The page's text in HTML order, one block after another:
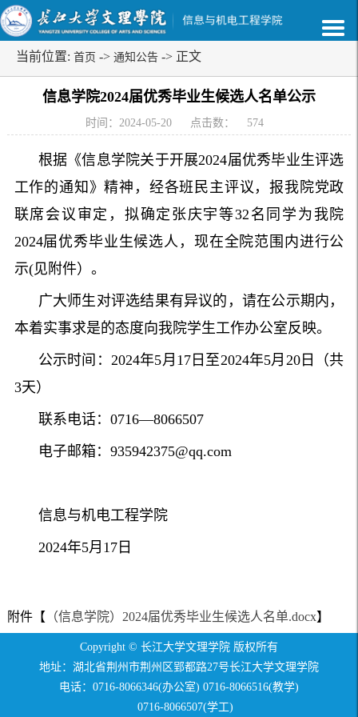
当前位置: 首页 -> 通知公告 -> 正文
信息学院2024届优秀毕业生候选人名单公示
时间：2024-05-20 点击数： 574
根据《信息学院关于开展2024届优秀毕业生评选
工作的通知》精神，经各班民主评议，报我院党政
联席会议审定，拟确定张庆宇等32名同学为我院
2024届优秀毕业生候选人，现在全院范围内进行公
示(见附件）。
广大师生对评选结果有异议的，请在公示期内，
本着实事求是的态度向我院学生工作办公室反映。
公示时间：2024年5月17日至2024年5月20日（共
3天）
联系电话：0716—8066507
电子邮箱：935942375@qq.com
信息与机电工程学院
2024年5月17日
附件【 （信息学院）2024届优秀毕业生候选人名单.docx】
Copyright © 长江大学文理学院 版权所有
地址：湖北省荆州市荆州区郢都路27号长江大学文理学院
电话：0716-8066346(办公室) 0716-8066516(教学)
0716-8066507(学工)